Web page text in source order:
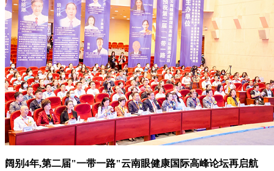
阔别4年,第二届"一带一路"云南眼健康国际高峰论坛再启航